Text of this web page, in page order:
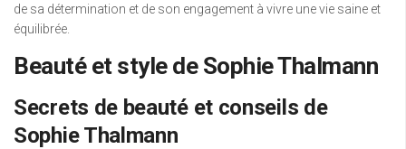
de sa détermination et de son engagement à vivre une vie saine et
équilibrée.
Beauté et style de Sophie Thalmann
Secrets de beauté et conseils de
Sophie Thalmann